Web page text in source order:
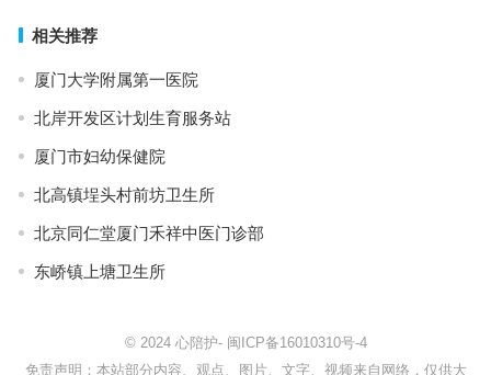
相关推荐
厦门大学附属第一医院
北岸开发区计划生育服务站
厦门市妇幼保健院
北高镇埕头村前坊卫生所
北京同仁堂厦门禾祥中医门诊部
东峤镇上塘卫生所
© 2024 心陪护- 闽ICP备16010310号-4
免责声明：本站部分内容、观点、图片、文字、视频来自网络，仅供大